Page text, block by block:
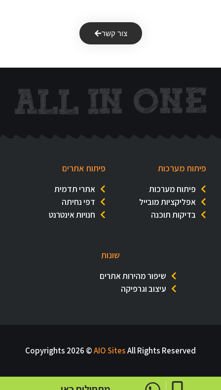
צור קשר
פיתוח מערכות
פיתוח מערכות
אפליקציות מובייל
בדיקות תוכנה
פיתוח אתרים
אתרי תדמית
דפי נחיתה
חנויות אינטרנט
שונות
שיפור מהירות אתרים
עיצוב וגרפיקה
Copyrights 2026 ©AIO SitesAll Rights Reserved